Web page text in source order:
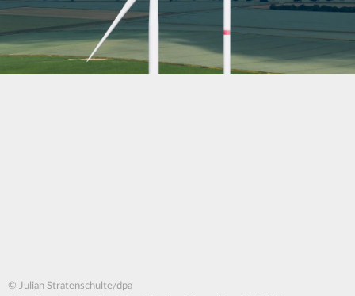
© Julian Stratenschulte/dpa